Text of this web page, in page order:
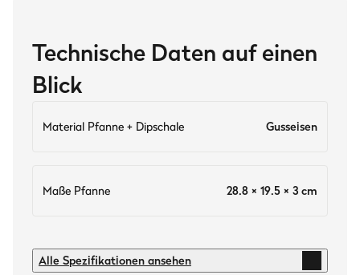
Technische Daten auf einen
Blick
Material Pfanne + Dipschale Gusseisen
Maße Pfanne 28.8 × 19.5 × 3 cm
Technische Daten
Alle Spezifikationen ansehen